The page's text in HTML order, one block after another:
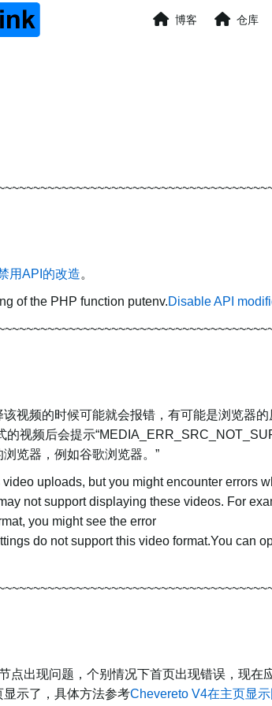
博客 仓库
用API的改造。
of the PHP function putenv.Disable API
视频的时候可能就会报错，有可能是浏览器的
视频后会提示
览器，例如谷歌浏览器。”
uploads, but you might encounter errors
not support displaying these videos. For
you might see the error
do not support this video format.You can
点出现问题，个别情况下首页出现错误，现在
示了，具体方法参考Chevereto V4在主页显